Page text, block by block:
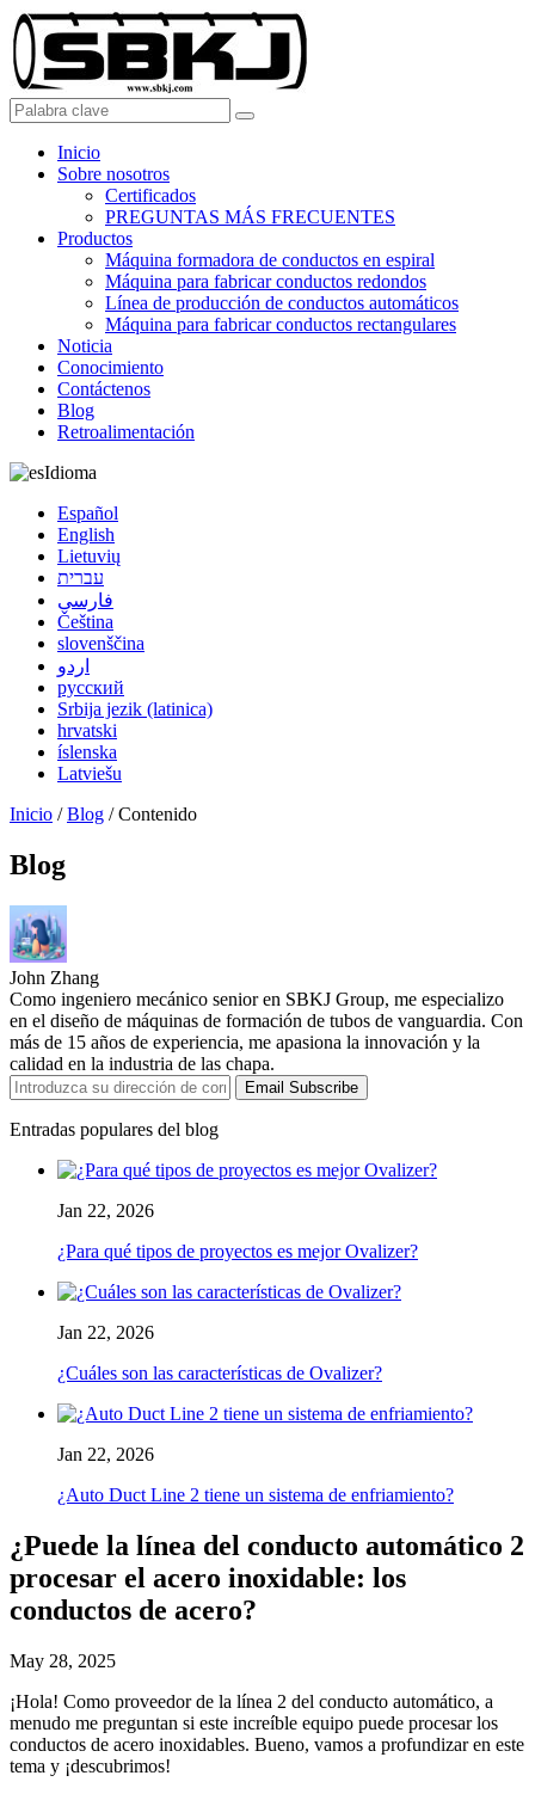
Inicio
Sobre nosotros
Certificados
PREGUNTAS MÁS FRECUENTES
Productos
Máquina formadora de conductos en espiral
Máquina para fabricar conductos redondos
Línea de producción de conductos automáticos
Máquina para fabricar conductos rectangulares
Noticia
Conocimiento
Contáctenos
Blog
Retroalimentación
Idioma
Español
English
Lietuvių
עברית
فارسی
Čeština
slovenščina
اردو
русский
Srbija jezik (latinica)
hrvatski
íslenska
Latviešu
Inicio /Blog / Contenido
Blog
John Zhang
Como ingeniero mecánico senior en SBKJ Group, me especializo
en el diseño de máquinas de formación de tubos de vanguardia. Con
más de 15 años de experiencia, me apasiona la innovación y la
calidad en la industria de las chapa.
Email Subscribe
Entradas populares del blog
Jan 22, 2026
¿Para qué tipos de proyectos es mejor Ovalizer?
Jan 22, 2026
¿Cuáles son las características de Ovalizer?
Jan 22, 2026
¿Auto Duct Line 2 tiene un sistema de enfriamiento?
¿Puede la línea del conducto automático 2
procesar el acero inoxidable: los
conductos de acero?
May 28, 2025
¡Hola! Como proveedor de la línea 2 del conducto automático, a
menudo me preguntan si este increíble equipo puede procesar los
conductos de acero inoxidables. Bueno, vamos a profundizar en este
tema y ¡descubrimos!